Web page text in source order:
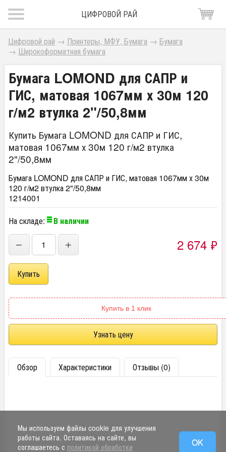
ЦИФРОВОЙ РАЙ
Цифровой рай → Принтеры, МФУ, Бумага → Бумага
→ Широкоформатная бумага
Бумага LOMOND для САПР и
ГИС, матовая 1067мм х 30м 120
г/м2 втулка 2"/50,8мм
Купить Бумага LOMOND для САПР и ГИС,
матовая 1067мм х 30м 120 г/м2 втулка
2"/50,8мм
Бумага LOMOND для САПР и ГИС, матовая 1067мм х 30м
120 г/м2 втулка 2"/50,8мм
1214001
На складе:
В наличии
− + 2 674 ₽
Купить в 1 клик
Узнать цену
Обзор Характеристики Отзывы (0)
Мы используем файлы cookie для улучшения
работы сайта. Оставаясь на сайте, вы
соглашаетесь с политикой обработки
OK